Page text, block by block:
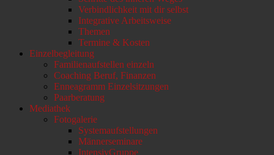
Verbindlichkeit mit dir selbst
Integrative Arbeitsweise
Themen
Termine & Kosten
Einzelbegleitung
Familienaufstellen einzeln
Coaching Beruf, Finanzen
Enneagramm Einzelsitzungen
Paarberatung
Mediathek
Fotogalerie
Systemaufstellungen
Männerseminare
IntensivGruppe